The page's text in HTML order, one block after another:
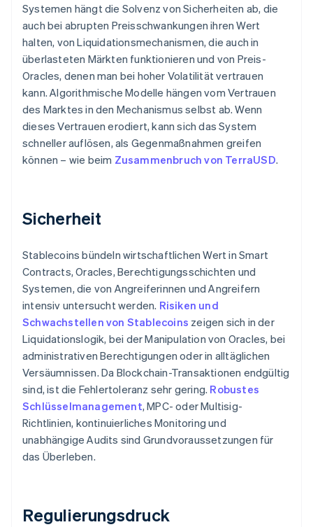
Systemen hängt die Solvenz von Sicherheiten ab, die
auch bei abrupten Preisschwankungen ihren Wert
halten, von Liquidationsmechanismen, die auch in
überlasteten Märkten funktionieren und von Preis-
Oracles, denen man bei hoher Volatilität vertrauen
kann. Algorithmische Modelle hängen vom Vertrauen
des Marktes in den Mechanismus selbst ab. Wenn
dieses Vertrauen erodiert, kann sich das System
schneller auflösen, als Gegenmaßnahmen greifen
können – wie beim Zusammenbruch von TerraUSD.
Sicherheit
Stablecoins bündeln wirtschaftlichen Wert in Smart
Contracts, Oracles, Berechtigungsschichten und
Systemen, die von Angreiferinnen und Angreifern
intensiv untersucht werden. Risiken und
Schwachstellen von Stablecoins zeigen sich in der
Liquidationslogik, bei der Manipulation von Oracles, bei
administrativen Berechtigungen oder in alltäglichen
Versäumnissen. Da Blockchain-Transaktionen endgültig
sind, ist die Fehlertoleranz sehr gering. Robustes
Schlüsselmanagement, MPC- oder Multisig-
Richtlinien, kontinuierliches Monitoring und
unabhängige Audits sind Grundvoraussetzungen für
das Überleben.
Regulierungsdruck